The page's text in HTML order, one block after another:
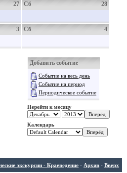
27 28
Сб
3 4
Сб
Добавить событие
Событие на весь день
Событие на период
Периодическое событие
Перейти к месяцу
Календарь
экскурсии - Краеведение - Архив - Вверх